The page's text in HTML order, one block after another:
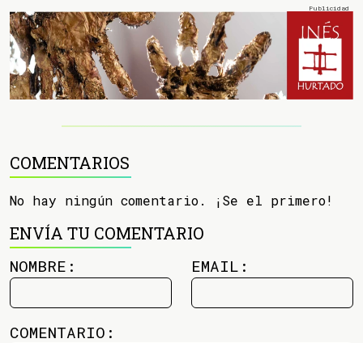
COMENTARIOS
No hay ningún comentario. ¡Se el primero!
ENVÍA TU COMENTARIO
NOMBRE: EMAIL:
COMENTARIO: